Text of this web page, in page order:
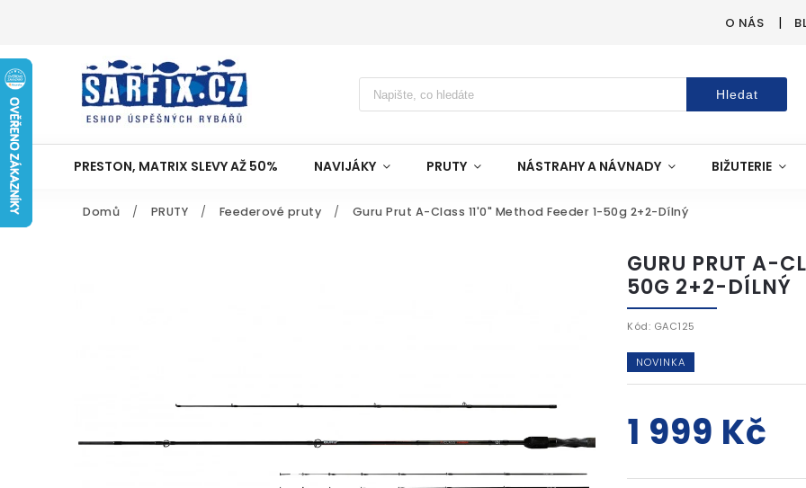
O NÁS
Hledat
PRESTON, MATRIX SLEVY AŽ 50% NAVIJÁKY PRUTY NÁSTRAHY A NÁVNADY BIŽUTERIE
Domů / PRUTY / Feederové pruty / Guru Prut A-Class 11'0" Method Feeder 1-50g 2+2-Dílný
GURU PRUT A-
50G 2+2-DÍLNÝ
Kód: GAC125
NOVINKA
1 999 Kč